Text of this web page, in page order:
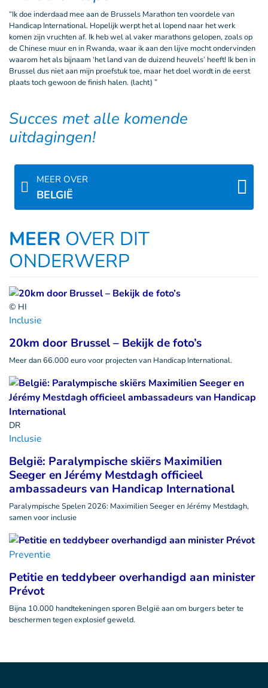
“Ik doe inderdaad mee aan de Brussels Marathon ten voordele van
Handicap International. Hopelijk werpt het al lopend naar het werk
komen zijn vruchten af. Ik heb wel al vaker marathons gelopen, zoals op
de Chinese muur en in Rwanda, waar ik aan den lijve mocht ondervinden
waarom het als bijnaam ‘het land van de duizend heuvels’ heeft! Ik ben in
Brussel dus niet aan mijn proefstuk toe, maar het doel wordt in de eerst
plaats toch gewoon de finish halen. (lacht) ”
Succes met alle komende
uitdagingen!
MEER OVER
BELGIË
MEER OVER DIT
ONDERWERP
© HI
Inclusie
20km door Brussel – Bekijk de foto’s
Meer dan 66.000 euro voor projecten van Handicap International.
DR
Inclusie
België: Paralympische skiërs Maximilien
Seeger en Jérémy Mestdagh officieel
ambassadeurs van Handicap International
Paralympische Spelen 2026: Maximilien Seeger en Jérémy Mestdagh,
samen voor inclusie
Preventie
Petitie en teddybeer overhandigd aan minister
Prévot
Bijna 10.000 handtekeningen sporen België aan om burgers beter te
beschermen tegen explosief geweld.